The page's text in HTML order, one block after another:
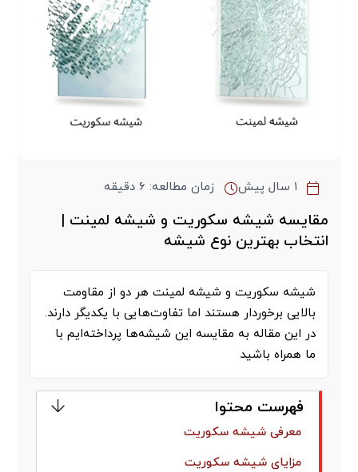
۱ سال پیش زمان مطالعه: ۶ دقیقه
مقایسه شیشه سکوریت و شیشه لمینت |
انتخاب بهترین نوع شیشه
شیشه سکوریت و شیشه لمینت هر دو از مقاومت
بالایی برخوردار هستند اما تفاوت‌هایی با یکدیگر دارند.
در این مقاله به مقایسه این شیشه‌ها پرداخته‌ایم با
ما همراه باشید
فهرست محتوا
معرفی شیشه سکوریت
مزایای شیشه سکوریت